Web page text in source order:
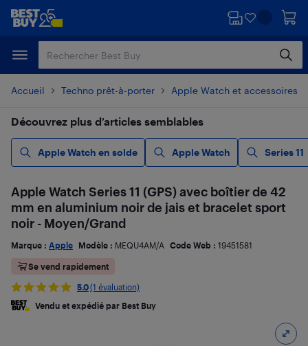
Passer
principal
Passer
Accueil Techno prêt-à-porter Apple Watch et accessoires
Découvrez plus d’articles semblables
Apple Watch en solde Apple Watch Series 11
Apple Watch Series 11 (GPS) avec boîtier de 42
mm en aluminium noir de jais et bracelet sport
noir - Moyen/Grand
Marque : Apple Modèle : MEQU4AM/A Code Web : 19451581
Se vend rapidement
5.0(1 évaluation)
Vendu et expédié par Best Buy